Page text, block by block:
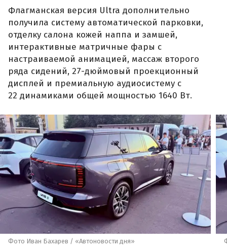
Флагманская версия Ultra дополнительно
получила систему автоматической парковки,
отделку салона кожей наппа и замшей,
интерактивные матричные фары с
настраиваемой анимацией, массаж второго
ряда сидений, 27-дюймовый проекционный
дисплей и премиальную аудиосистему с
22 динамиками общей мощностью 1640 Вт.
Фото Иван Бахарев / «Автоновости дня»